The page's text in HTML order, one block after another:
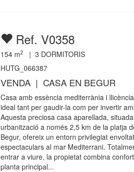
Ref. V0358
154m2| 3 DORMITORIS
HUTG_066387
VENDA | CASA EN BEGUR
Casa amb essència mediterrània i
ideal tant per gaudir-la com per invertir
Aquesta preciosa casa aparellada,
urbanització a només 2,5 km de la platja
Begur, ofereix un entorn privilegiat
espectaculars al mar Mediterrani.
entrar a viure, la propietat combina
planta principal...